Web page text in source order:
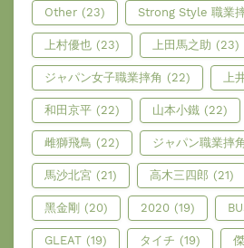
Other (23) Strong Style 職業
上村優也 (23) 上田馬之助 (23)
ジャパン女子職業摔角 (22) 上
和田京平 (22) 山本小鐵 (22)
雌獅飛鳥 (22) ジャパン職業摔角
馬沙北宮 (21) 高木三四郎 (21)
黑金剛 (20) 2020 (19)
GLEAT (19) タイチ (19)